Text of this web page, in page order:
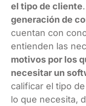
el tipo de cliente
generación de
cuentan con
entienden las
motivos por los
necesitar un
calificar el tipo
lo que necesita,